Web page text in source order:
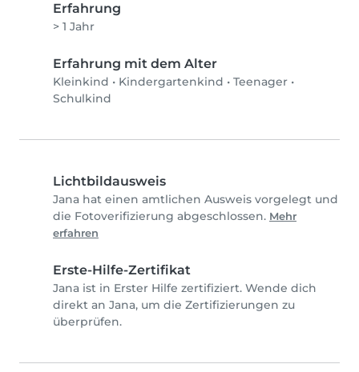
Erfahrung
> 1 Jahr
Erfahrung mit dem Alter
Kleinkind • Kindergartenkind • Teenager •
Schulkind
Lichtbildausweis
Jana hat einen amtlichen Ausweis vorgelegt und
die Fotoverifizierung abgeschlossen. Mehr
erfahren
Erste-Hilfe-Zertifikat
Jana ist in Erster Hilfe zertifiziert. Wende dich
direkt an Jana, um die Zertifizierungen zu
überprüfen.